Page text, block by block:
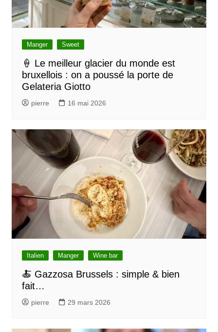
d
e
c
Manger Sweet
🍦 Le meilleur glacier du monde est
bruxellois : on a poussé la porte de
Gelateria Giotto
pierre 16 mai 2026
Italien Manger Wine bar
🍝 Gazzosa Brussels : simple & bien
fait…
pierre 29 mars 2026